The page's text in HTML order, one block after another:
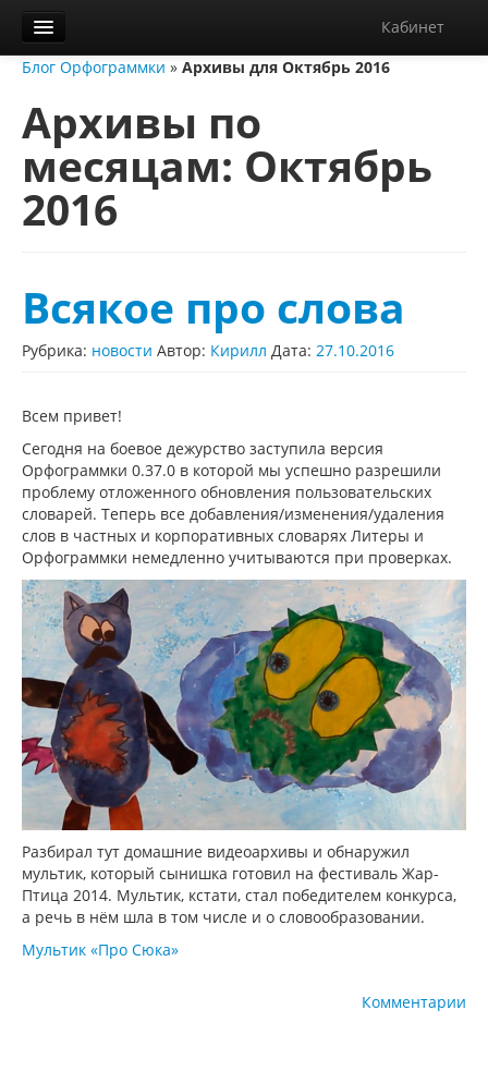
Кабинет
Орфограммка
Библиотека
Блог
О нас
Диктанты
Блог Орфограммки » Архивы для Октябрь 2016
Архивы по
месяцам: Октябрь
2016
Всякое про слова
Рубрика: новости Автор: Кирилл Дата: 27.10.2016
Всем привет!
Сегодня на боевое дежурство заступила версия
Орфограммки 0.37.0 в которой мы успешно разрешили
проблему отложенного обновления пользовательских
словарей. Теперь все добавления/изменения/удаления
слов в частных и корпоративных словарях Литеры и
Орфограммки немедленно учитываются при проверках.
Разбирал тут домашние видеоархивы и обнаружил
мультик, который сынишка готовил на фестиваль Жар-
Птица 2014. Мультик, кстати, стал победителем конкурса,
а речь в нём шла в том числе и о словообразовании.
Мультик «Про Сюка»
Комментарии